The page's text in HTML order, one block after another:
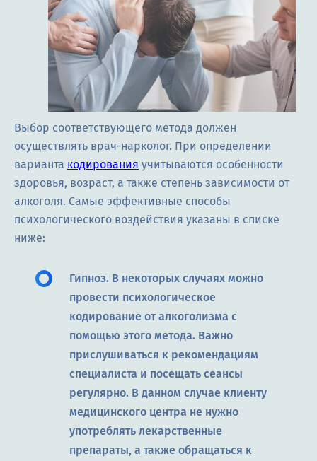
Выбор соответствующего метода должен
осуществлять врач-нарколог. При определении
варианта кодирования учитываются особенности
здоровья, возраст, а также степень зависимости от
алкоголя. Самые эффективные способы
психологического воздействия указаны в списке
ниже:
Гипноз. В некоторых случаях можно
провести психологическое
кодирование от алкоголизма с
помощью этого метода. Важно
прислушиваться к рекомендациям
специалиста и посещать сеансы
регулярно. В данном случае клиенту
медицинского центра не нужно
употреблять лекарственные
препараты, а также обращаться к